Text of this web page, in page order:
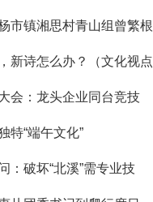
市镇湘思村青山组曾繁根
新诗怎么办？（文化视点
会：龙头企业同台竞技
特“端午文化”
：破坏“北溪”需专业技